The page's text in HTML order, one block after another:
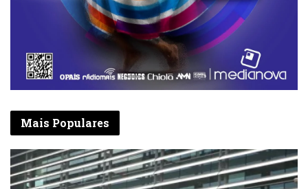
Mais Populares